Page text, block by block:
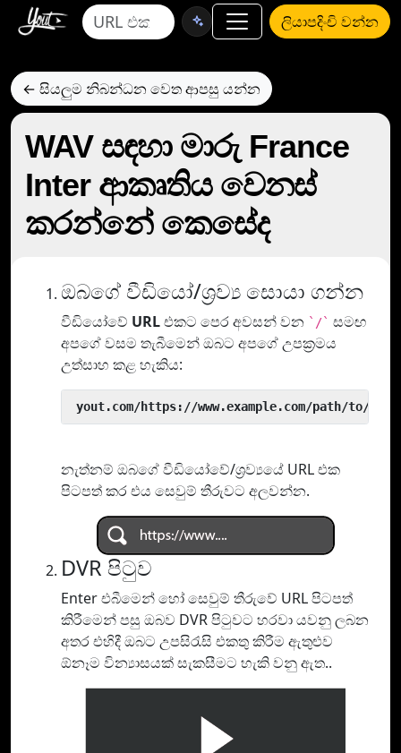
ලියාපදිංචි වන්න
← සියලුම නිබන්ධන වෙත ආපසු යන්න
WAV සඳහා මාරු France
Inter ආකෘතිය වෙනස්
කරන්නේ කෙසේද
ඔබගේ වීඩියෝ/ශ්‍රව්‍ය සොයා ගන්න
වීඩියෝවේ URLඑකට පෙර අවසන් වන `/` සමඟ
අපගේ වසම තැබීමෙන් ඔබට අපගේ උපක්‍රමය
උත්සාහ කළ හැකිය:
yout.com/https://www.example.com/path/to/
නැත්නම් ඔබගේ වීඩියෝවේ/ශ්‍රව්‍යයේ URL එක
පිටපත් කර එය සෙවුම් තීරුවට අලවන්න.
DVR පිටුව
Enter එබීමෙන් හෝ සෙවුම් තීරුවේ URL පිටපත්
කිරීමෙන් පසු ඔබව DVR පිටුවට හරවා යවනු ලබන
අතර එහිදී ඔබට උපසිරැසි එකතු කිරීම ඇතුළුව
ඕනෑම වින්‍යාසයක් සැකසීමට හැකි වනු ඇත..